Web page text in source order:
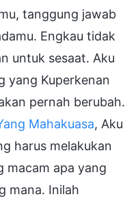
tanggung jawab
Engkau tidak
untuk sesaat. Aku
yang Kuperkenan
pernah berubah.
Mahakuasa, Aku
harus melakukan
macam apa yang
mana. Inilah